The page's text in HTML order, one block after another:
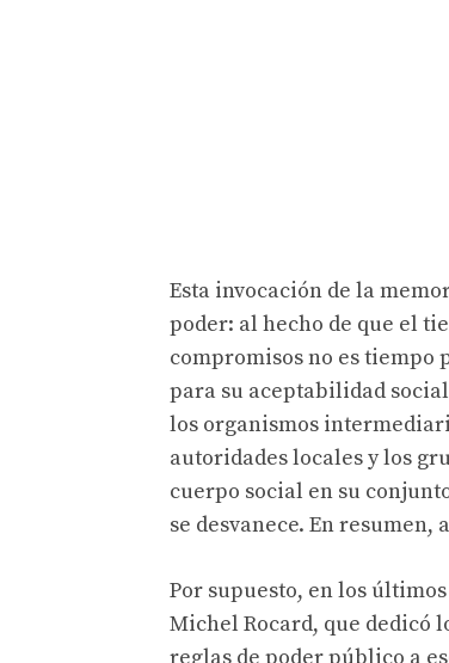
Esta invocación de la
poder: al hecho de que el
compromisos no es
para su aceptabilidad
los organismos
autoridades locales y los
cuerpo social en su
se desvanece. En
Por supuesto, en los
Michel Rocard, que dedicó